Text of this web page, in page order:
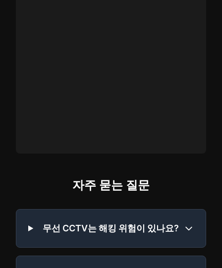
자주 묻는 질문
무선 CCTV는 해킹 위험이 있나요?